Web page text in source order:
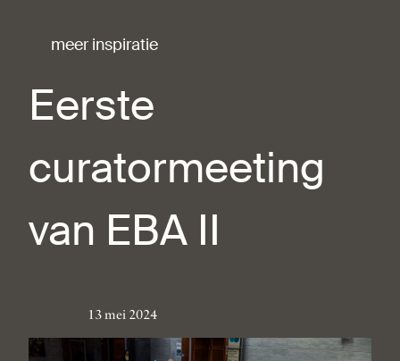
meer inspiratie
Eerste
curatormeeting
van EBA II
13 mei 2024